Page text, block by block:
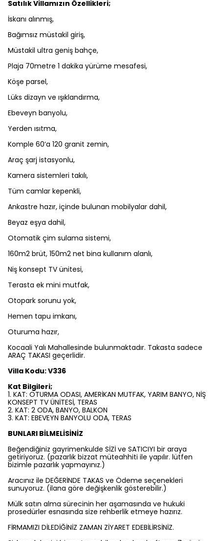
Satılık Villamızın Özellikleri;
İskanı alınmış,
Bağımsız müstakil giriş,
Müstakil ultra geniş bahçe,
Plaja 70metre 1 dakika yürüme mesafesi,
Köşe parsel,
Lüks dizayn ve ışıklandırma,
Ebeveyn banyolu,
Yerden ısıtma,
Komple 60’a 120 granit zemin,
Araç şarj istasyonlu,
Kamera sistemleri takılı,
Tüm camlar kepenkli,
Ankastre hazır, içinde bulunan mobilyalar dahil,
Beyaz eşya dahil,
Otomatik çim sulama sistemi,
160m2 brüt, 150m2 net bina kullanım alanlı,
Niş konsept TV ünitesi,
Terasta ek mini mutfak,
Otopark sorunu yok,
Hemen tapu imkanı,
Oturuma hazır,
Kocaali Yalı Mahallesinde bulunmaktadır. Takasta sadece
ARAÇ TAKASI geçerlidir.
Villa Kodu: V336
Kat Bilgileri;
1. KAT: OTURMA ODASI, AMERİKAN MUTFAK, YARIM BANYO, NİŞ
KONSEPT TV ÜNİTESİ, TERAS
2. KAT: 2 ODA, BANYO, BALKON
3. KAT: EBEVEYN BANYOLU ODA, TERAS
BUNLARI BİLMELİSİNİZ
Beğendiğiniz gayrimenkulde SİZİ ve SATICIYI bir araya
getiriyoruz. (pazarlık bizzat müteahhiti ile yapılır. lütfen
bizimle pazarlık yapmayınız.)
Aracınız ile DEĞERİNDE TAKAS ve Ödeme seçenekleri
sunuyoruz. (ilana göre değişkenlik gösterebilir.)
Mülk satın alma sürecinin her aşamasında ve hukuki
prosedürler esnasında size rehberlik etmeye hazırız.
FİRMAMIZI DİLEDİĞİNİZ ZAMAN ZİYARET EDEBİLİRSİNİZ.